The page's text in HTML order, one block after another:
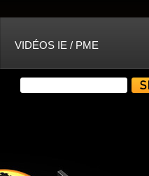
VIDÉOS IE / PME